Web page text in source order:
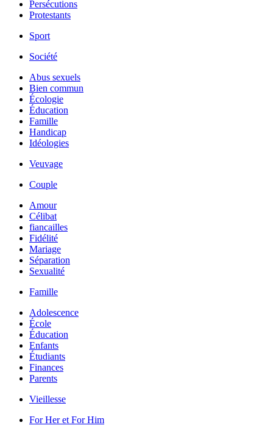
Persécutions
Protestants
Sport
Société
Abus sexuels
Bien commun
Écologie
Éducation
Famille
Handicap
Idéologies
Veuvage
Couple
Amour
Célibat
fiancailles
Fidélité
Mariage
Séparation
Sexualité
Famille
Adolescence
École
Éducation
Enfants
Étudiants
Finances
Parents
Vieillesse
For Her et For Him